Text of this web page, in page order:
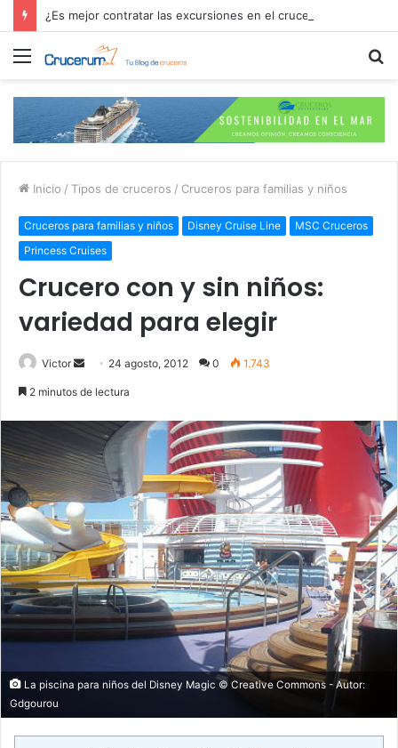
Menú
Inicio / Tipos de cruceros / Cruceros para familias y niños
Cruceros para familias y niños Disney Cruise Line
MSC Cruceros
Princess Cruises
Crucero con y sin niños:
variedad para elegir
Victor
Send 24 agosto, 2012 0 1.743
2 minutos de lectura
La piscina para niños del Disney Magic © Creative Commons - Autor:
Gdgourou